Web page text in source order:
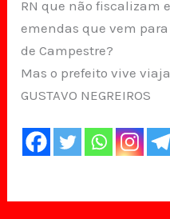
RN que não fiscalizam
emendas que vem
de Campestre?
Mas o prefeito vive
GUSTAVO NEGREIROS